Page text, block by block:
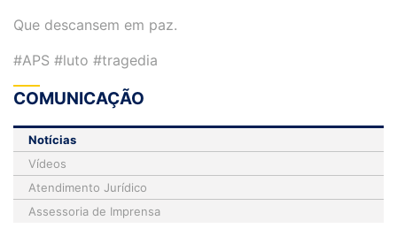
Que descansem em paz.
#APS #luto #tragedia
COMUNICAÇÃO
Notícias
Vídeos
Atendimento Jurídico
Assessoria de Imprensa